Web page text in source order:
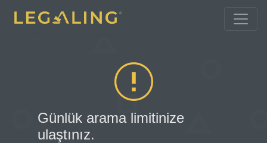
Günlük arama limitinize
ulaştınız.